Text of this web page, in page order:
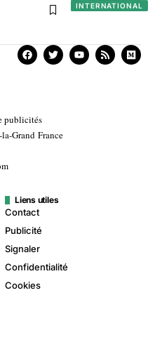
INTERNATIONAL
publicités
Grand France
Liens utiles
Contact
Publicité
Signaler
Confidentialité
Cookies